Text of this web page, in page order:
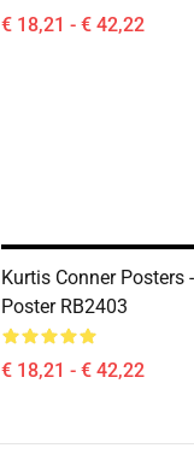
€ 18,21 - € 42,22
Kurtis Conner Posters
Poster RB2403
€ 18,21 - € 42,22